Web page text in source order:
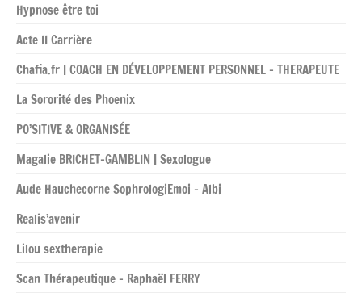
Hypnose être toi
Acte II Carrière
Chafia.fr | COACH EN DÉVELOPPEMENT PERSONNEL – THERAPEUTE
La Sororité des Phoenix
PO’SITIVE & ORGANISÉE
Magalie BRICHET-GAMBLIN | Sexologue
Aude Hauchecorne SophrologiEmoi – Albi
Realis’avenir
Lilou sextherapie
Scan Thérapeutique – Raphaël FERRY